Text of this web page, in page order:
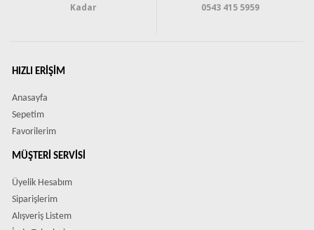
Kadar
0543 415 5959
HIZLI ERIŞIM
Anasayfa
Sepetim
Favorilerim
MÜŞTERI SERVISI
Üyelik Hesabım
Siparişlerim
Alışveriş Listem